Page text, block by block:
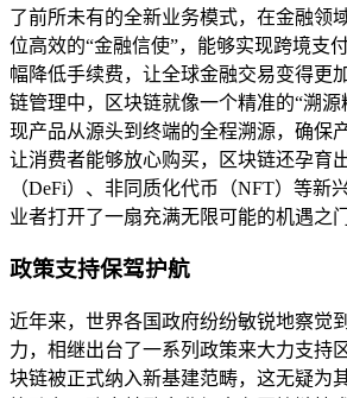
了前所未有的全新业务模式，在金融领
位高效的“金融信使”，能够实现跨境支
幅降低手续费，让全球金融交易变得更
链管理中，区块链就像一个精准的“溯源
现产品从源头到终端的全程溯源，确保
让消费者能够放心购买，区块链还孕育
（DeFi）、非同质化代币（NFT）等新
业者打开了一扇充满无限可能的机遇之门
政策支持保驾护航
近年来，世界各国政府纷纷敏锐地察觉
力，相继出台了一系列政策来大力支持
块链被正式纳入新基建范畴，这无疑为